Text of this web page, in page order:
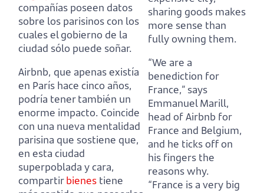
compañías poseen datos
sobre los parisinos con los
cuales el gobierno de la
ciudad sólo puede soñar.
Airbnb, que apenas existía
en París hace cinco años,
podría tener también un
enorme impacto. Coincide
con una nueva mentalidad
parisina que sostiene que,
en esta ciudad
superpoblada y cara,
compartirbienes tiene
sharing goods makes
more sense than
fully owning them.
“We are a
benediction for
France,” says
Emmanuel Marill,
head of Airbnb for
France and Belgium,
and he ticks off on
his fingers the
reasons why.
“France is a very big